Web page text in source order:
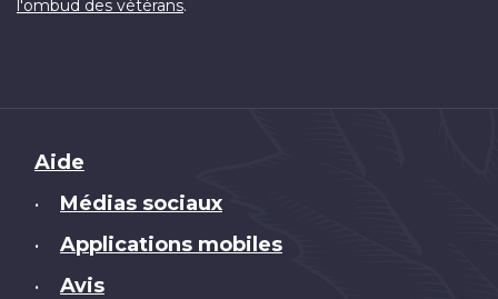
l'ombud des vétérans.
Brand
Aide
• Médias sociaux
• Applications mobiles
• Avis